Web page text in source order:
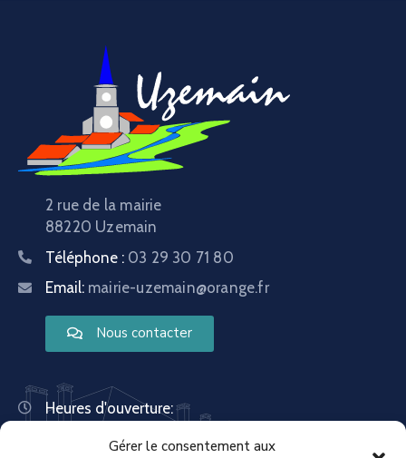
Gérer le consentement aux
2 rue de la mairie
88220 Uzemain
Téléphone : 03 29 30 71 80
Email: mairie-uzemain@orange.fr
Nous contacter
Heures d'ouverture:
Mardi : 13:30 – 18:00